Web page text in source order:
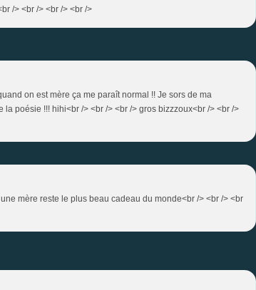
/> <br /> <br /> <br />
on est mère ça me paraît normal !! Je sors de ma
poésie !!! hihi<br /> <br /> <br /> gros bizzzoux<br /> <br />
mère reste le plus beau cadeau du monde<br /> <br /> <br